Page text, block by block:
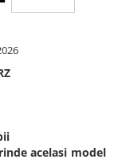
acelasi model